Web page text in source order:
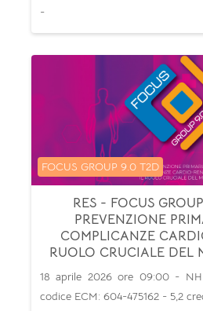
-
RES - FOCUS
PREVENZIONE
COMPLICANZE
RUOLO CRUCIALE DEL
Categoria di corsi
FOCUS GROUP 9.0 T2D
18 aprile 2026 ore 09:00 -
codice ECM: 604-475162 - 5,2